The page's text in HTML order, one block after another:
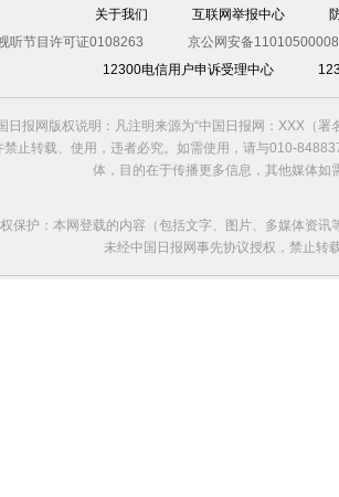
关于我们 互联网举报中心
听节目许可证0108263
京公网安备
12300电信用户申诉受理中心
日报网版权说明：凡注明来源为“中国日报网：XXX（
禁止转载、使用，违者必究。如需使用，请与010-
体，目的在于传播更多信息，其他媒体
保护：本网登载的内容（包括文字、图片、多媒体资
未经中国日报网事先协议授权，禁止转